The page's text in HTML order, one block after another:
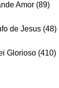
Amor (89)
de Jesus (48)
Glorioso (410)